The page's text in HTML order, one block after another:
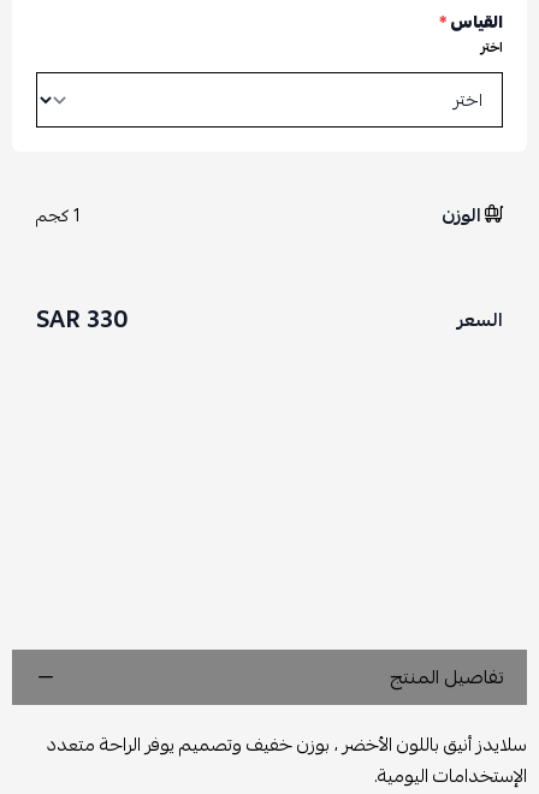
القياس*
اختر
الوزن 1 كجم
السعر 330 SAR
تفاصيل المنتج
سلايدز أنيق باللون الأخضر ، بوزن خفيف وتصميم يوفر الراحة متعدد
الإستخدامات اليومية.